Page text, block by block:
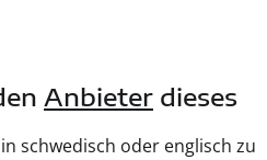
Anbieter dieses
schwedisch oder englisch zu